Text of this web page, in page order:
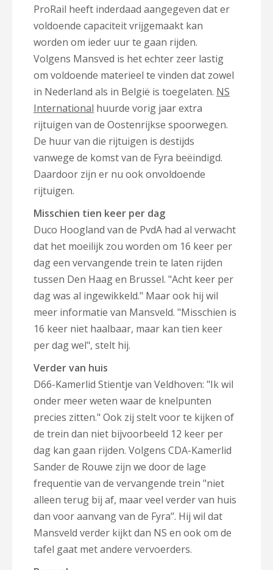
ProRail heeft inderdaad aangegeven dat er
voldoende capaciteit vrijgemaakt kan
worden om ieder uur te gaan rijden.
Volgens Mansved is het echter zeer lastig
om voldoende materieel te vinden dat zowel
in Nederland als in België is toegelaten. NS
International huurde vorig jaar extra
rijtuigen van de Oostenrijkse spoorwegen.
De huur van die rijtuigen is destijds
vanwege de komst van de Fyra beëindigd.
Daardoor zijn er nu ook onvoldoende
rijtuigen.
Misschien tien keer per dag
Duco Hoogland van de PvdA had al verwacht
dat het moeilijk zou worden om 16 keer per
dag een vervangende trein te laten rijden
tussen Den Haag en Brussel. "Acht keer per
dag was al ingewikkeld." Maar ook hij wil
meer informatie van Mansveld. "Misschien is
16 keer niet haalbaar, maar kan tien keer
per dag wel", stelt hij.
Verder van huis
D66-Kamerlid Stientje van Veldhoven: "Ik wil
onder meer weten waar de knelpunten
precies zitten." Ook zij stelt voor te kijken of
de trein dan niet bijvoorbeeld 12 keer per
dag kan gaan rijden. Volgens CDA-Kamerlid
Sander de Rouwe zijn we door de lage
frequentie van de vervangende trein "niet
alleen terug bij af, maar veel verder van huis
dan voor aanvang van de Fyra’’. Hij wil dat
Mansveld verder kijkt dan NS en ook om de
tafel gaat met andere vervoerders.